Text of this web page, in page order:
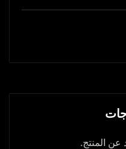
عن المنتج.